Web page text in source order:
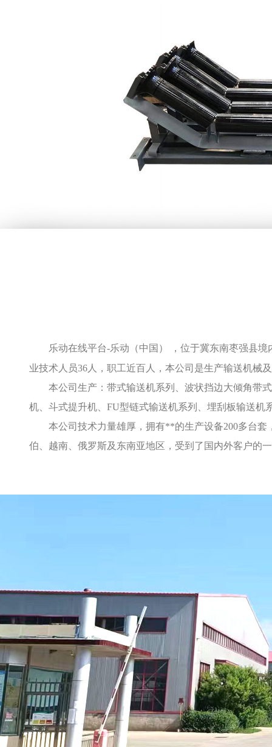
乐动在线平台-乐动（中国） ，位于冀东南枣强县
业技术人员36人，职工近百人，本公司是生产输送机械
本公司生产：带式输送机系列、波状挡边大倾角带
机、斗式提升机、FU型链式输送机系列、埋刮板输送
本公司技术力量雄厚，拥有**的生产设备200多台
伯、越南、俄罗斯及东南亚地区，受到了国内外客户的